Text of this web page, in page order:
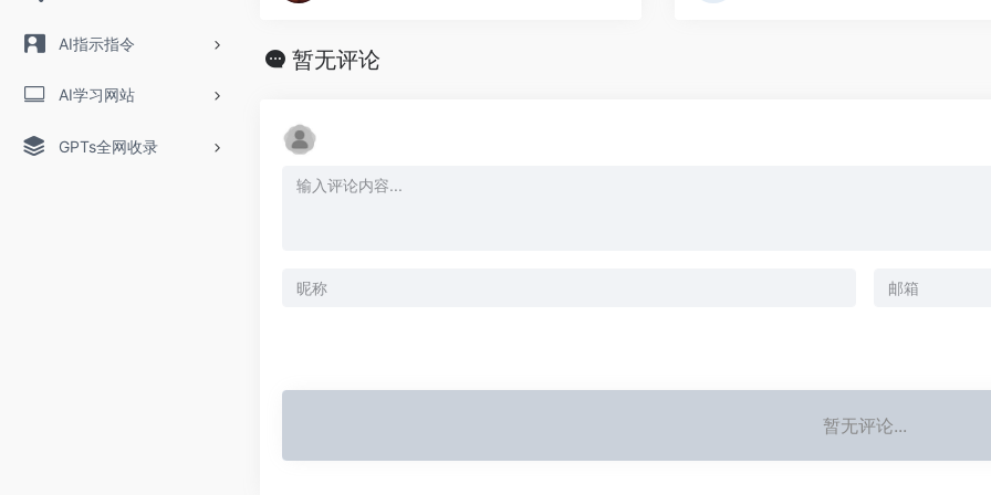
AI指示指令
AI学习网站
GPTs全网收录
暂无评论
暂无评论...